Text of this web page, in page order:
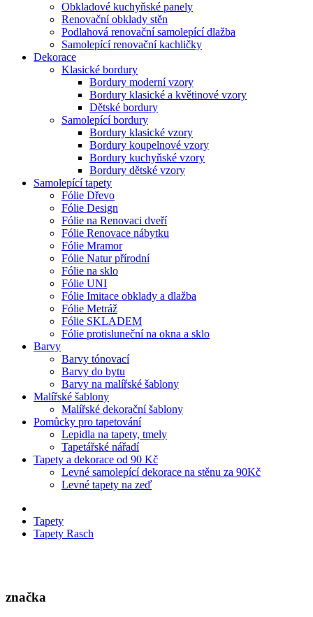
Obkladové kuchyňské panely
Renovační obklady stěn
Podlahová renovační samolepící dlažba
Samolepící renovační kachličky
Dekorace
Klasické bordury
Bordury moderní vzory
Bordury klasické a květinové vzory
Dětské bordury
Samolepící bordury
Bordury klasické vzory
Bordury koupelnové vzory
Bordury kuchyňské vzory
Bordury dětské vzory
Samolepící tapety
Fólie Dřevo
Fólie Design
Fólie na Renovaci dveří
Fólie Renovace nábytku
Fólie Mramor
Fólie Natur přírodní
Fólie na sklo
Fólie UNI
Fólie Imitace obklady a dlažba
Fólie Metráž
Fólie SKLADEM
Fólie protisluneční na okna a sklo
Barvy
Barvy tónovací
Barvy do bytu
Barvy na malířské šablony
Malířské šablony
Malířské dekorační šablony
Pomůcky pro tapetování
Lepidla na tapety, tmely
Tapetářské nářadí
Tapety a dekorace od 90 Kč
Levné samolepící dekorace na stěnu za 90Kč
Levné tapety na zeď
Tapety
Tapety Rasch
značka